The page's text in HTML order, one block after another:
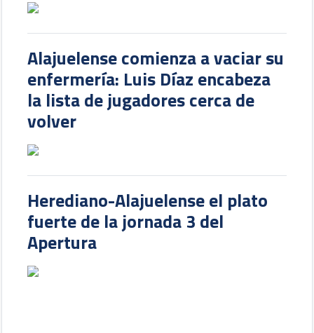
Alajuelense comienza a vaciar su
enfermería: Luis Díaz encabeza
la lista de jugadores cerca de
volver
Herediano-Alajuelense el plato
fuerte de la jornada 3 del
Apertura